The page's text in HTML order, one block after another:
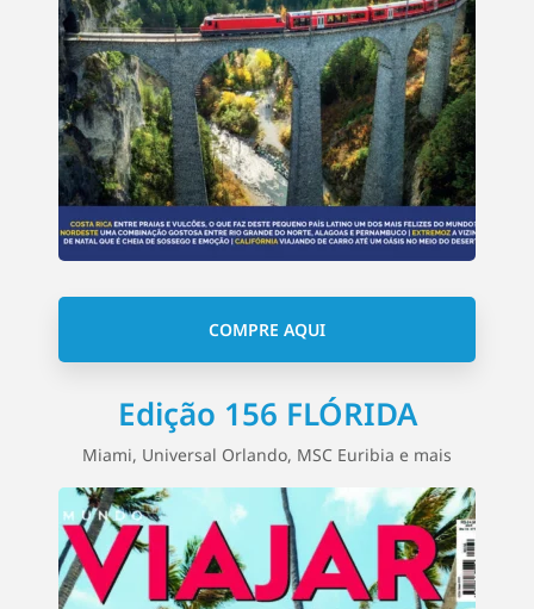
COMPRE AQUI
Edição 156 FLÓRIDA
Miami, Universal Orlando, MSC Euribia e mais